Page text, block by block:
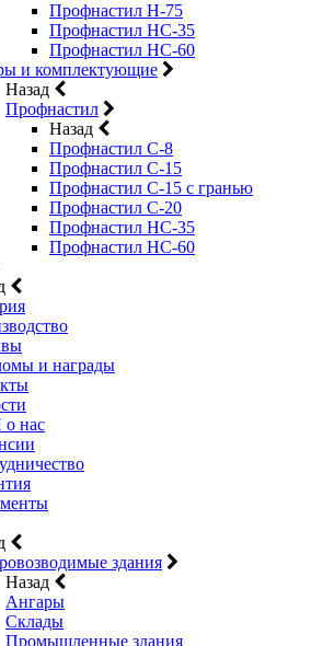
Профнастил Н-75
Профнастил НС-35
Профнастил НС-60
и комплектующие
Назад
Профнастил
Назад
Профнастил С-8
Профнастил С-15
Профнастил C-15 с гранью
Профнастил C-20
Профнастил НС-35
Профнастил НС-60
и награды
нас
здания
Назад
Ангары
Склады
Промышленные здания